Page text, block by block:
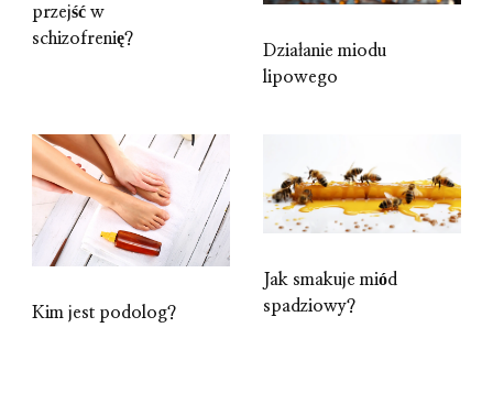
przejść w
schizofrenię?
Działanie miodu
lipowego
Kim jest podolog?
Jak smakuje miód
spadziowy?